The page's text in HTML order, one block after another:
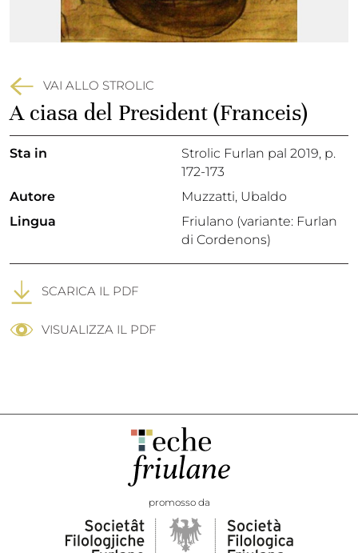
VAI ALLO STROLIC
A ciasa del President (Franceis)
Sta in Strolic Furlan pal 2019, p.
172-173
Autore
Muzzatti, Ubaldo
Lingua
Friulano (variante: Furlan
di Cordenons)
SCARICA IL PDF
VISUALIZZA IL PDF
promosso da